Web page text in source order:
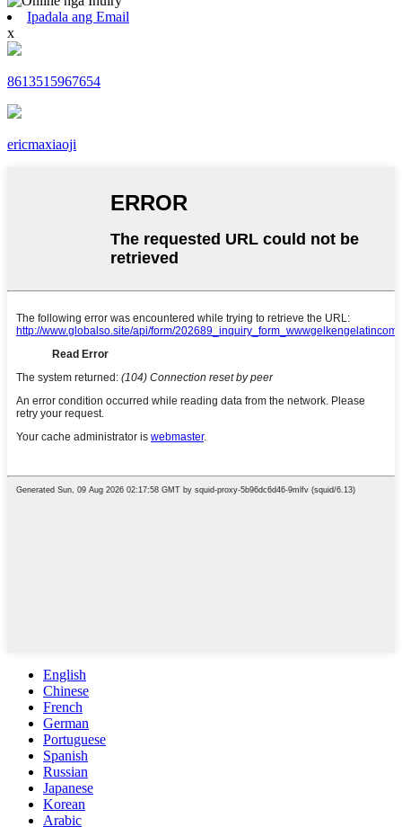
Ipadala ang Email
x
8613515967654
ericmaxiaoji
English
Chinese
French
German
Portuguese
Spanish
Russian
Japanese
Korean
Arabic